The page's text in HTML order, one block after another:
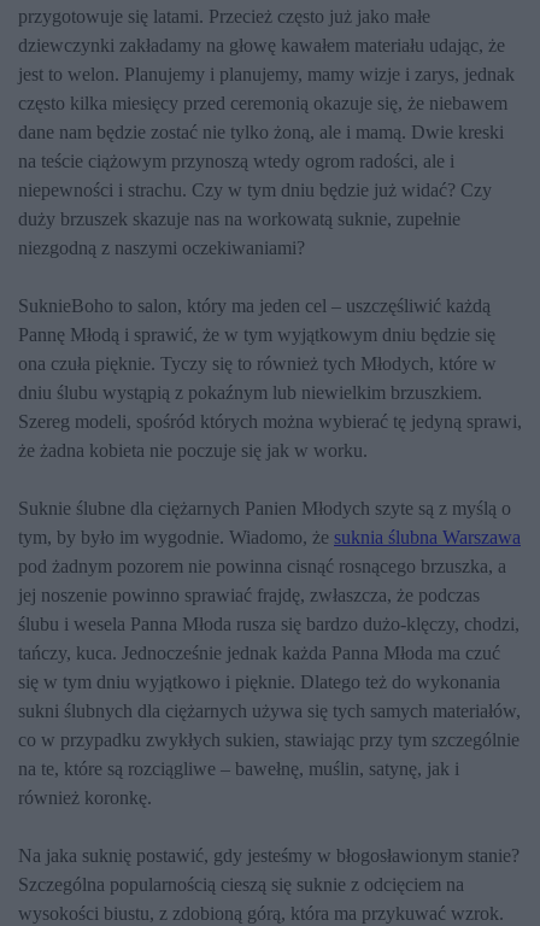
przygotowuje się latami. Przecież często już jako małe
dziewczynki zakładamy na głowę kawałem materiału udając, że
jest to welon. Planujemy i planujemy, mamy wizje i zarys, jednak
często kilka miesięcy przed ceremonią okazuje się, że niebawem
dane nam będzie zostać nie tylko żoną, ale i mamą. Dwie kreski
na teście ciążowym przynoszą wtedy ogrom radości, ale i
niepewności i strachu. Czy w tym dniu będzie już widać? Czy
duży brzuszek skazuje nas na workowatą suknie, zupełnie
niezgodną z naszymi oczekiwaniami?
SuknieBoho to salon, który ma jeden cel – uszczęśliwić każdą
Pannę Młodą i sprawić, że w tym wyjątkowym dniu będzie się
ona czuła pięknie. Tyczy się to również tych Młodych, które w
dniu ślubu wystąpią z pokaźnym lub niewielkim brzuszkiem.
Szereg modeli, spośród których można wybierać tę jedyną sprawi,
że żadna kobieta nie poczuje się jak w worku.
Suknie ślubne dla ciężarnych Panien Młodych szyte są z myślą o
tym, by było im wygodnie. Wiadomo, że suknia ślubna Warszawa
pod żadnym pozorem nie powinna cisnąć rosnącego brzuszka, a
jej noszenie powinno sprawiać frajdę, zwłaszcza, że podczas
ślubu i wesela Panna Młoda rusza się bardzo dużo-klęczy, chodzi,
tańczy, kuca. Jednocześnie jednak każda Panna Młoda ma czuć
się w tym dniu wyjątkowo i pięknie. Dlatego też do wykonania
sukni ślubnych dla ciężarnych używa się tych samych materiałów,
co w przypadku zwykłych sukien, stawiając przy tym szczególnie
na te, które są rozciągliwe – bawełnę, muślin, satynę, jak i
również koronkę.
Na jaka suknię postawić, gdy jesteśmy w błogosławionym stanie?
Szczególna popularnością cieszą się suknie z odcięciem na
wysokości biustu, z zdobioną górą, która ma przykuwać wzrok.